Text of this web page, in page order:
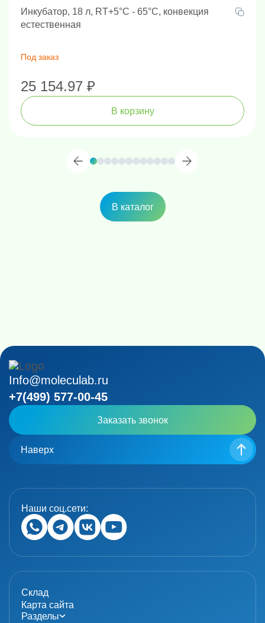
Инкубатор, 18 л, RT+5°C - 65°C, конвекция
естественная
Под заказ
25 154.97 ₽
В корзину
В каталог
Info@moleculab.ru
+7(499) 577-00-45
Заказать звонок
Наверх
Наши соц.сети:
Склад
Карта сайта
Разделы